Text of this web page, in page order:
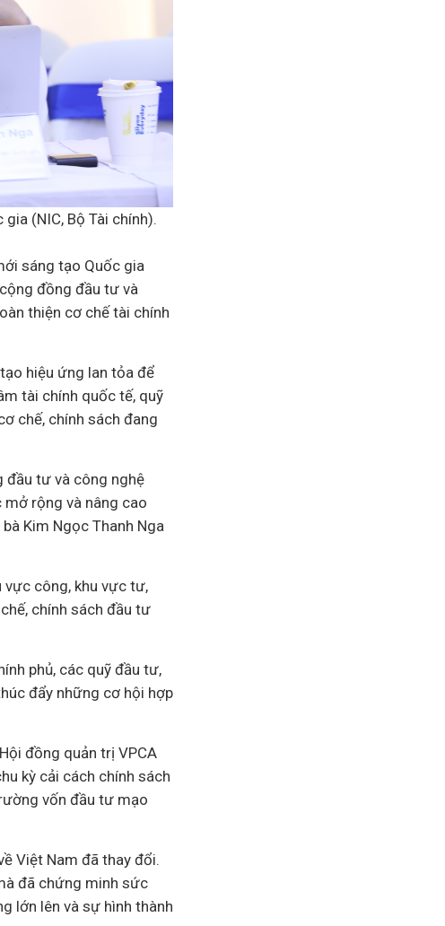
(NIC, Bộ Tài chính).
sáng tạo Quốc gia
đồng đầu tư và
thiện cơ chế tài chính
hiệu ứng lan tỏa để
tài chính quốc tế, quỹ
chế, chính sách đang
đầu tư và công nghệ
rộng và nâng cao
Kim Ngọc Thanh Nga
vực công, khu vực tư,
chính sách đầu tư
phủ, các quỹ đầu tư,
đẩy những cơ hội hợp
đồng quản trị VPCA
kỳ cải cách chính sách
vốn đầu tư mạo
Việt Nam đã thay đổi.
đã chứng minh sức
lớn lên và sự hình thành